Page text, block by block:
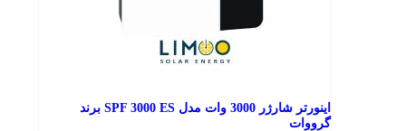
اینورتر شارژر 3000 وات مدل SPF 3000 ES برند
گرووات